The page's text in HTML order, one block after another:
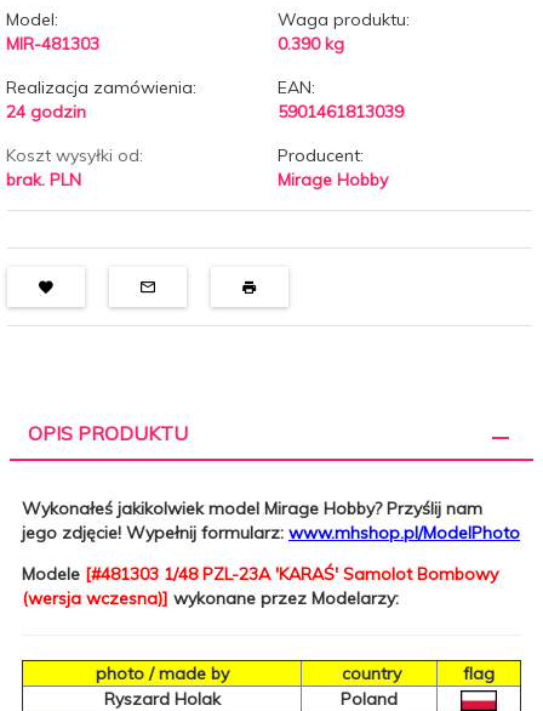
Model:
MIR-481303
Waga produktu:
0.390 kg
Realizacja zamówienia:
24 godzin
EAN:
5901461813039
Koszt wysyłki od:
brak. PLN
Producent:
Mirage Hobby
OPIS PRODUKTU
Wykonałeś jakikolwiek model Mirage Hobby? Przyślij nam
jego zdjęcie! Wypełnij formularz: www.mhshop.pl/ModelPhoto
Modele [#481303 1/48 PZL-23A 'KARAŚ' Samolot Bombowy
(wersja wczesna)] wykonane przez Modelarzy:
photo / made by country
flag
Ryszard Holak
Poland